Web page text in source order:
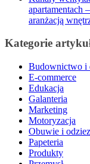
apartamentach
aranżacją
Kategorie
Budownictwo i
E-commerce
Edukacja
Galanteria
Marketing
Motoryzacja
Obuwie i odziez
Papeteria
Produkty